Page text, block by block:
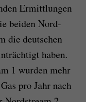
Ermittlungen
beiden Nord-
die deutschen
haben.
1 wurden mehr
pro Jahr nach